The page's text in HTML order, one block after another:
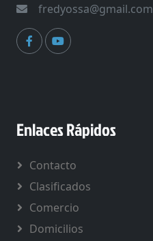
fredyossa@gmail.com
Enlaces Rápidos
Contacto
Clasificados
Comercio
Domicilios